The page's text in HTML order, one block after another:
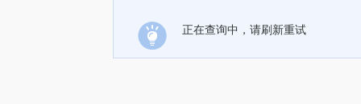
正在查询中，请刷新重试